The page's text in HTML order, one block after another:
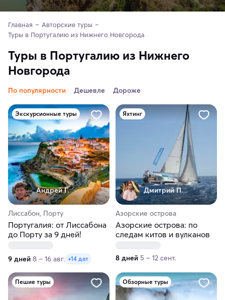
Главная
Авторские туры
Туры в Португалию из Нижнего Новгорода
Туры в Португалию из Нижнего
Новгорода
По популярности Дешевле Дороже
Экскурсионные туры
Андрей Г.
Лиссабон, Порту
Португалия: от Лиссабона
до Порту за 9 дней!
9 дней 8 – 16 авг. +14 дат
Яхтинг
Дмитрий П.
Азорские острова
Азорские острова: по
следам китов и вулканов
8 дней 5 – 12 сент.
Пешие туры Обзорные туры